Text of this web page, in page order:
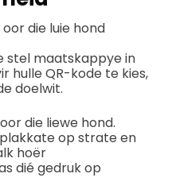
die luie hond
stel maatskappye in
hulle QR-kode te kies,
doelwit.
die liewe hond.
op strate en
hoër
dié gedruk op